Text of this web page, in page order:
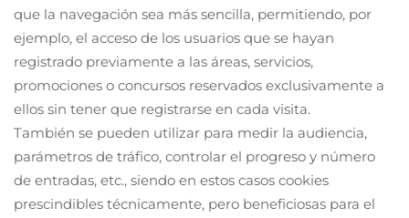
que la navegación sea más sencilla, permitiendo, por
ejemplo, el acceso de los usuarios que se hayan
registrado previamente a las áreas, servicios,
promociones o concursos reservados exclusivamente a
ellos sin tener que registrarse en cada visita.
También se pueden utilizar para medir la audiencia,
parámetros de tráfico, controlar el progreso y número
de entradas, etc., siendo en estos casos cookies
prescindibles técnicamente, pero beneficiosas para el